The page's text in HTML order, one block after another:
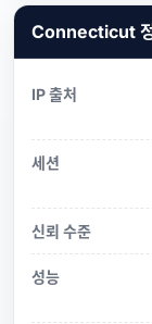
Connecticut 정
IP 출처
세션
신뢰 수준
성능